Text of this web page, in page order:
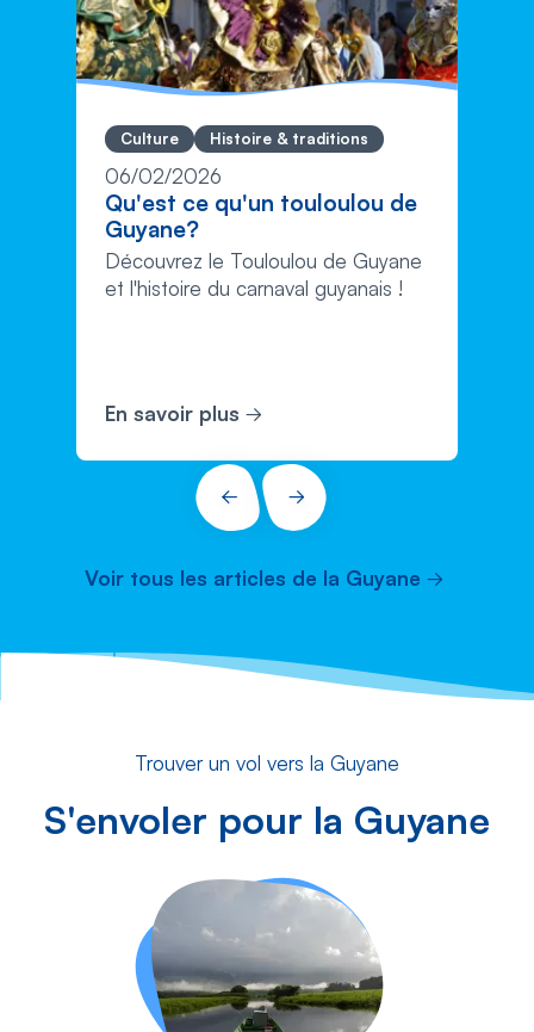
Culture Histoire & traditions
06/02/2026
Qu'est ce qu'un touloulou de
Guyane?
Découvrez le Touloulou de Guyane
et l'histoire du carnaval guyanais !
En savoir plus
PRÉCÉDENT
SUIVANT
Voir tous les articles de la Guyane
Trouver un vol vers la Guyane
S'envoler pour la Guyane